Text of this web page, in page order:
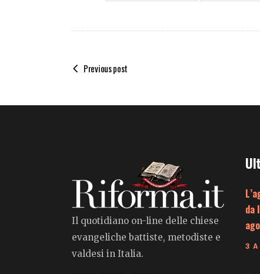
Previous post
Il quotidiano on-line delle chiese
evangeliche battiste, metodiste e
valdesi in Italia.
da
3